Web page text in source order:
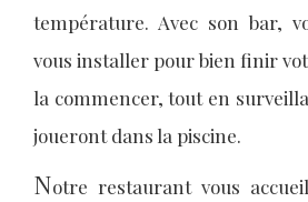
température. Avec son bar,
vous installer pour bien finir
la commencer, tout en
joueront dans la piscine.
Notre restaurant vous